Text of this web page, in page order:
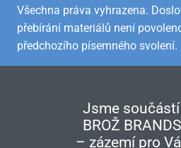
Všechna práva vyhrazena.
přebírání materiálů není
předchozího písemného svolení.
Jsme
BROŽ
– zázemí pro